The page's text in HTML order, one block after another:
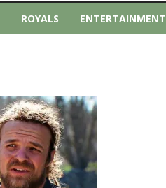
ROYALS ENTERTAINMENT